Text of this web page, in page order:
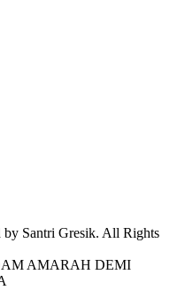
Santri Gresik. All Rights
AMARAH DEMI